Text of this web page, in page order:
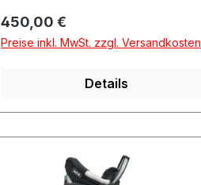
Regulärer Preis:
450,00 €
Preise inkl. MwSt. zzgl. Versandkosten
Details